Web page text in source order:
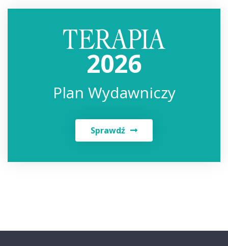
2026
Plan Wydawniczy
Sprawdź